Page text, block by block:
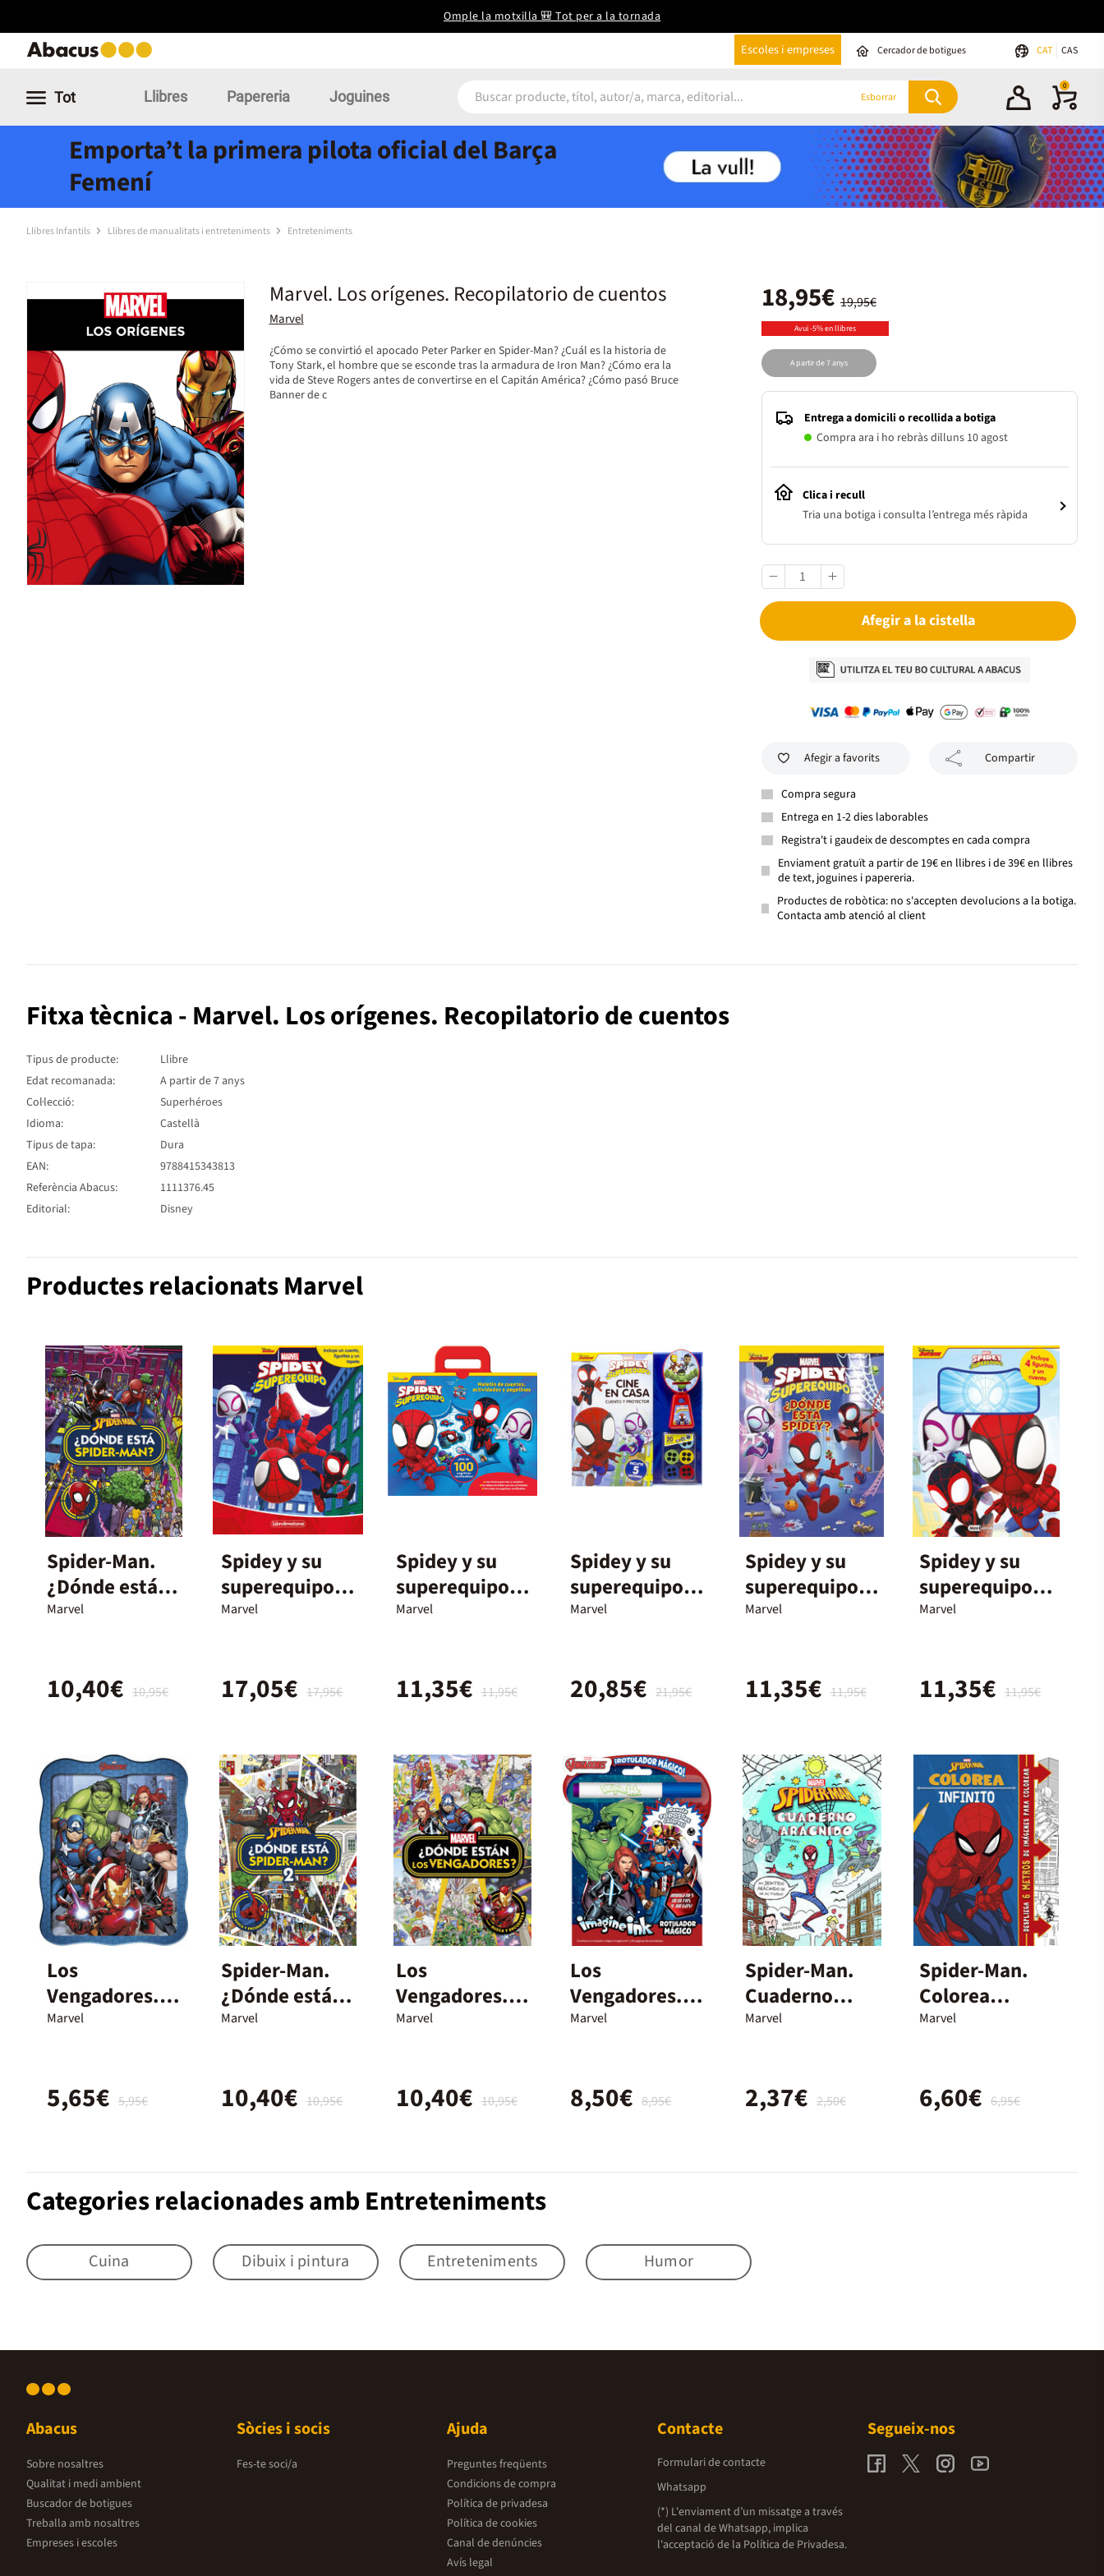
Omple la motxilla 🎒 Tot per a la tornada
Escoles i empreses Cercador de botigues CAT CAS
Tot Llibres Papereria Joguines Esborrar
0
Emporta’t la primera pilota oficial del Barça
Femení
Llibres Infantils Llibres de manualitats i entreteniments Entreteniments
Marvel. Los orígenes. Recopilatorio de cuentos
Marvel
¿Cómo se convirtió el apocado Peter Parker en Spider-Man? ¿Cuál es la historia de
Tony Stark, el hombre que se esconde tras la armadura de Iron Man? ¿Cómo era la
vida de Steve Rogers antes de convertirse en el Capitán América? ¿Cómo pasó Bruce
Banner de c
19,95€
18,95€
Avui -5% en llibres
A partir de 7 anys
Entrega a domicili o recollida a botiga
Compra ara i ho rebràs dilluns 10 agost
Clica i recull
Tria una botiga i consulta l’entrega més ràpida
Afegir a la cistella
Afegir a favorits Compartir
Compra segura
Entrega en 1-2 dies laborables
Registra't i gaudeix de descomptes en cada compra
Enviament gratuït a partir de 19€ en llibres i de 39€ en llibres
de text, joguines i papereria.
Productes de robòtica: no s'accepten devolucions a la botiga.
Contacta amb atenció al client
Fitxa tècnica - Marvel. Los orígenes. Recopilatorio de cuentos
Tipus de producte:
Llibre
Edat recomanada:
A partir de 7 anys
Col·lecció:
Superhéroes
Idioma:
Castellà
Tipus de tapa:
Dura
EAN:
9788415343813
Referència Abacus:
1111376.45
Editorial:
Disney
Productes relacionats Marvel
Spider-Man.
¿Dónde está
Spider-Man?
Marvel
10,95€
10,40€
Spidey y su
superequipo.
Libroaventura
Marvel
17,95€
17,05€
Spidey y su
superequipo.
Maletín de
pegatinas
Marvel
11,95€
11,35€
Spidey y su
superequipo.
Cine en casa
Marvel
21,95€
20,85€
Spidey y su
superequipo.
¿Dónde está
Marvel
11,95€
11,35€
Spidey y su
superequipo.
Mini-
Marvel
11,95€
11,35€
Los
Vengadores.
Caja metálica
Marvel
5,95€
5,65€
Spider-Man.
¿Dónde está
Spider-Man? 2
Marvel
10,95€
10,40€
Los
Vengadores.
¿Dónde están
Marvel
10,95€
10,40€
Los
Vengadores.
Rotulador
Marvel
8,95€
8,50€
Spider-Man.
Cuaderno
arácnido
Marvel
2,50€
2,37€
Spider-Man.
Colorea
infinito
Marvel
6,95€
6,60€
Categories relacionades amb Entreteniments
Cuina Dibuix i pintura Entreteniments Humor
Abacus
Sobre nosaltres
Qualitat i medi ambient
Buscador de botigues
Treballa amb nosaltres
Empreses i escoles
Sòcies i socis
Fes-te soci/a
Ajuda
Preguntes freqüents
Condicions de compra
Política de privadesa
Política de cookies
Canal de denúncies
Avís legal
Contacte
Formulari de contacte
Whatsapp
(*) L'enviament d’un missatge a través
del canal de Whatsapp, implica
l'acceptació de la Política de Privadesa.
Segueix-nos